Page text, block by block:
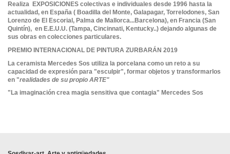
Realiza EXPOSICIONES colectivas e individuales desde 1996 hasta la
actualidad, en España ( Boadilla del Monte, Galapagar, Torrelodones, San
Lorenzo de El Escorial, Palma de Mallorca...Barcelona), en Francia (San
Quintín), en E.E.U.U. (Tampa, Cincinnati, Kentucky..) dejando algunas de
sus obras en colecciones particulares.
PREMIO INTERNACIONAL DE PINTURA ZURBARÁN 2019
La ceramista Mercedes Sos utiliza la porcelana como un reto a su
capacidad de expresión para "esculpir", formar objetos y transformarlos
en "realidades de su propio ARTE"
"La imaginación crea magia sensitiva que contagia" Mercedes Sos